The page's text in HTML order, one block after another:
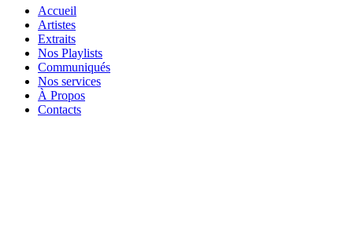
Accueil
Artistes
Extraits
Nos Playlists
Communiqués
Nos services
À Propos
Contacts